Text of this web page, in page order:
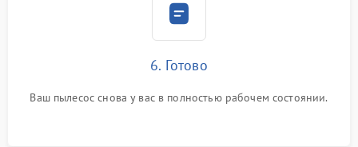
6. Готово
Ваш пылесос снова у вас в полностью рабочем состоянии.